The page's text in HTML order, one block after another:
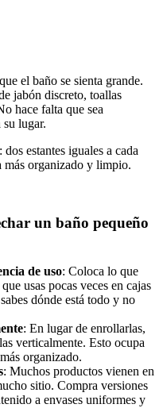
el baño se sienta grande.
jabón discreto, toallas
hace falta que sea
su lugar.
estantes iguales a cada
más organizado y limpio.
un baño pequeño
de uso: Coloca lo que
usas pocas veces en cajas
dónde está todo y no
: En lugar de enrollarlas,
verticalmente. Esto ocupa
organizado.
: Muchos productos vienen en
sitio. Compra versiones
a envases uniformes y